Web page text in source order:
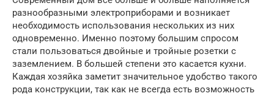
разнообразными электроприборами и возникает
необходимость использования нескольких из них
одновременно. Именно поэтому большим спросом
стали пользоваться двойные и тройные розетки с
заземлением. В большей степени это касается кухни.
Каждая хозяйка заметит значительное удобство такого
рода конструкции, так как не всегда есть возможность